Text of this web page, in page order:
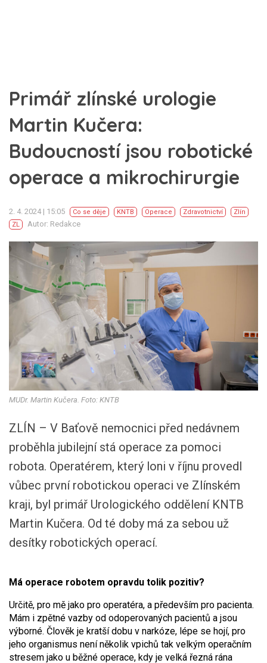
Primář zlínské urologie
Martin Kučera:
Budoucností jsou robotické
operace a mikrochirurgie
2. 4. 2024 | 15:05 Co se děje KNTB Operace Zdravotnictví
Zlín
ZL
Autor: Redakce
MUDr. Martin Kučera. Foto: KNTB
ZLÍN – V Baťově nemocnici před nedávnem
proběhla jubilejní stá operace za pomoci
robota. Operatérem, který loni v říjnu provedl
vůbec první robotickou operaci ve Zlínském
kraji, byl primář Urologického oddělení KNTB
Martin Kučera. Od té doby má za sebou už
desítky robotických operací.
Má operace robotem opravdu tolik pozitiv?
Určitě, pro mě jako pro operatéra, a především pro pacienta.
Mám i zpětné vazby od odoperovaných pacientů a jsou
výborné. Člověk je kratší dobu v narkóze, lépe se hojí, pro
jeho organismus není několik vpichů tak velkým operačním
stresem jako u běžné operace, kdy je velká řezná rána